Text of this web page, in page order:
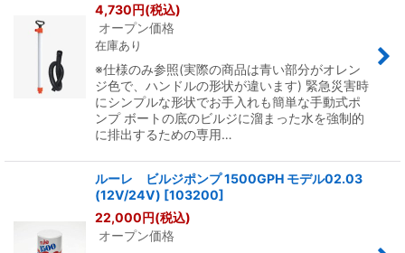
4,730円(税込)
オープン価格
在庫あり
※仕様のみ参照(実際の商品は青い部分がオレン
ジ色で、ハンドルの形状が違います) 緊急災害時
にシンプルな形状でお手入れも簡単な手動式ポ
ンプ ボートの底のビルジに溜まった水を強制的
に排出するための専用…
ルーレ ビルジポンプ 1500GPH モデル02.03
(12V/24V) [103200]
22,000円(税込)
オープン価格